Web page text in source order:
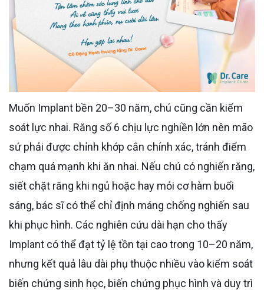
Muốn Implant bền 20–30 năm, chú cũng cần kiểm
soát lực nhai. Răng số 6 chịu lực nghiền lớn nên mão
sứ phải được chỉnh khớp cắn chính xác, tránh điểm
chạm quá mạnh khi ăn nhai. Nếu chú có nghiến răng,
siết chặt răng khi ngủ hoặc hay mỏi cơ hàm buổi
sáng, bác sĩ có thể chỉ định máng chống nghiến sau
khi phục hình. Các nghiên cứu dài hạn cho thấy
Implant có thể đạt tỷ lệ tồn tại cao trong 10–20 năm,
nhưng kết quả lâu dài phụ thuộc nhiều vào kiểm soát
biến chứng sinh học, biến chứng phục hình và duy trì